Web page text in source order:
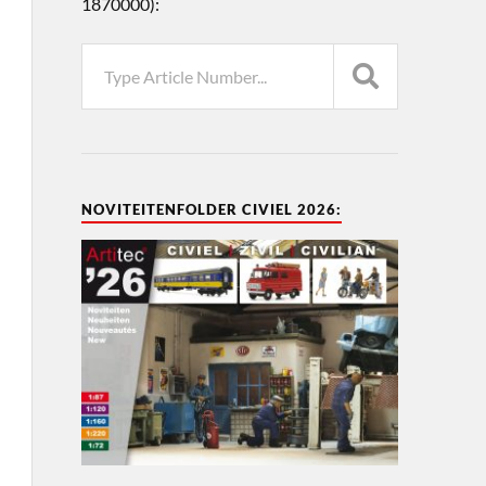
NOVITEITENFOLDER CIVIEL 2026: